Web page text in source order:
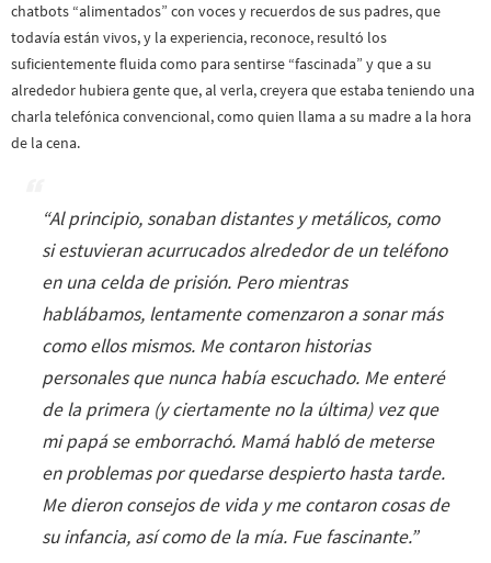
chatbots “alimentados” con voces y recuerdos de sus padres, que
todavía están vivos, y la experiencia, reconoce, resultó los
suficientemente fluida como para sentirse “fascinada” y que a su
alrededor hubiera gente que, al verla, creyera que estaba teniendo una
charla telefónica convencional, como quien llama a su madre a la hora
de la cena.
“Al principio, sonaban distantes y metálicos, como
si estuvieran acurrucados alrededor de un teléfono
en una celda de prisión. Pero mientras
hablábamos, lentamente comenzaron a sonar más
como ellos mismos. Me contaron historias
personales que nunca había escuchado. Me enteré
de la primera (y ciertamente no la última) vez que
mi papá se emborrachó. Mamá habló de meterse
en problemas por quedarse despierto hasta tarde.
Me dieron consejos de vida y me contaron cosas de
su infancia, así como de la mía. Fue fascinante.”